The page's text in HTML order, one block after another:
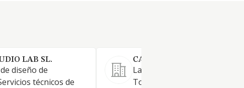
LAB SL.
diseño de
técnicos de
CASA PURO ESTILO SL.
La sociedad tendrá por
Todo tipo de actividades de